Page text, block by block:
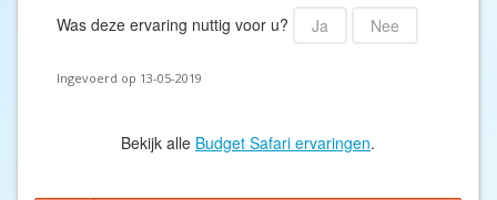
Was deze ervaring nuttig voor u?
Ja Nee
Ingevoerd op 13-05-2019
Bekijk alle Budget Safari ervaringen.